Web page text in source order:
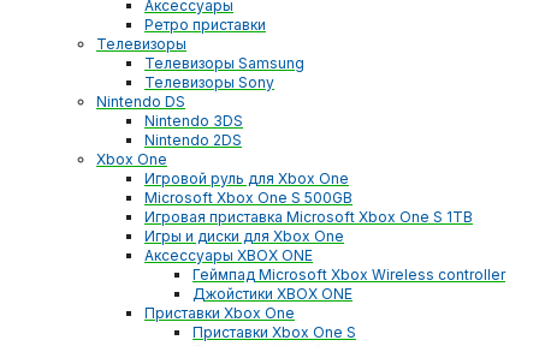
Аксессуары
Ретро приставки
Телевизоры
Телевизоры Samsung
Телевизоры Sony
Nintendo DS
Nintendo 3DS
Nintendo 2DS
Xbox One
Игровой руль для Xbox One
Microsoft Xbox One S 500GB
Игровая приставка Microsoft Xbox One S 1TB
Игры и диски для Xbox One
Аксессуары XBOX ONE
Геймпад Microsoft Xbox Wireless controller
Джойстики XBOX ONE
Приставки Xbox One
Приставки Xbox One S